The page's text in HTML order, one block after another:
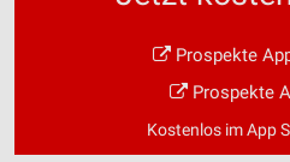
Prospekte
Prospekte
Kostenlos im App